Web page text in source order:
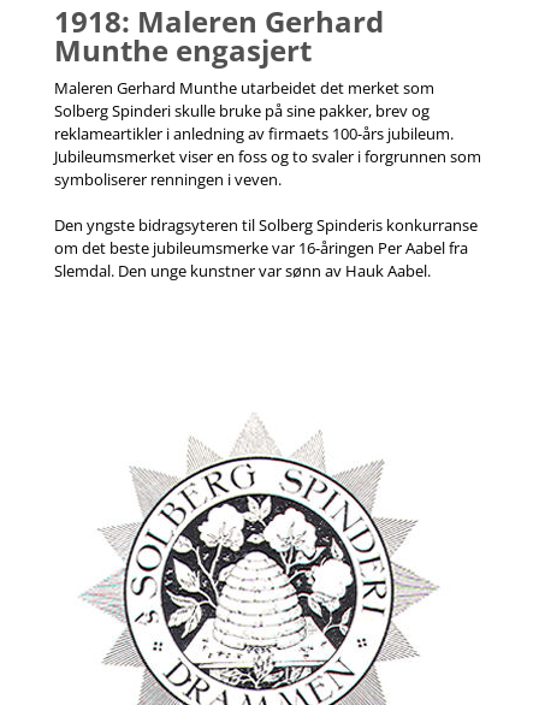
1918: Maleren Gerhard
Munthe engasjert
Maleren Gerhard Munthe utarbeidet det merket som
Solberg Spinderi skulle bruke på sine pakker, brev og
reklameartikler i anledning av firmaets 100-års jubileum.
Jubileumsmerket viser en foss og to svaler i forgrunnen som
symboliserer renningen i veven.
Den yngste bidragsyteren til Solberg Spinderis konkurranse
om det beste jubileumsmerke var 16-åringen Per Aabel fra
Slemdal. Den unge kunstner var sønn av Hauk Aabel.